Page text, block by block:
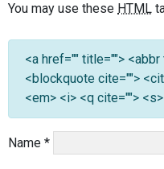
You may use these HTML
<a href="" title="">
<blockquote cite="">
<em> <i> <q cite="">
Name *